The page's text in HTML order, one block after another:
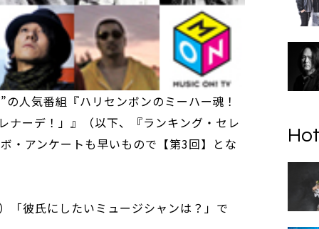
人気番組『ハリセンボンのミーハー魂！
ナーデ！」』（以下、『ランキング・セレ
・アンケートも早いもので【第3回】とな
「彼氏にしたいミュージシャンは？」で